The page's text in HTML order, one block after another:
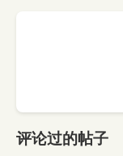
评论过的帖子